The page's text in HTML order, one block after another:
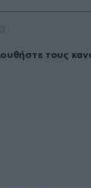
τους